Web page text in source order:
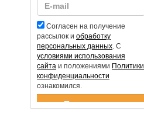
Согласен на получение
рассылок и обработку
персональных данных. С
условиями использования
сайта и положениями Политики
конфиденциальности
ознакомился.